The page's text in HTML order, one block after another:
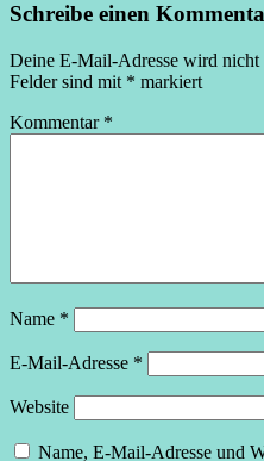
Schreibe einen
Deine E-Mail-Adresse wird
Felder sind mit * markiert
Kommentar *
Name *
E-Mail-Adresse *
Website
Name, E-Mail-Adresse und